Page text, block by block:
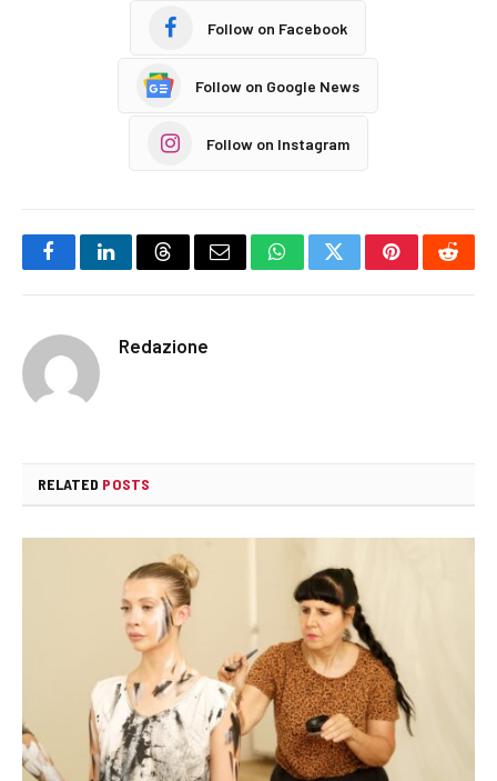
Follow on Facebook
Follow on Google News
Follow on Instagram
FacebookLinkedInThreadsEmail WhatsAppTwitterPinterest
Redazione
RELATED POSTS